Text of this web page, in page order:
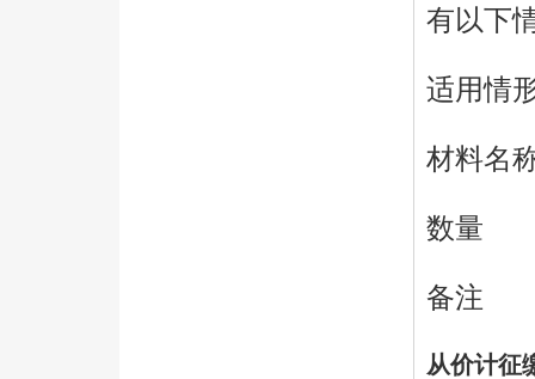
有以下
适用情
材料名
数量
备注
从价计征